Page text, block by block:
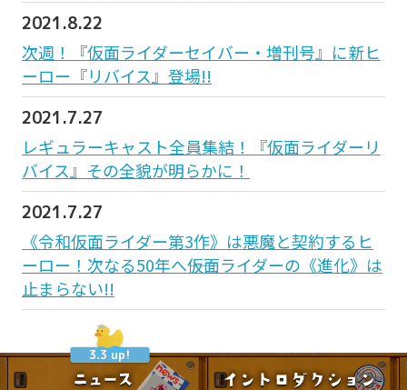
2021.8.22
次週！『仮面ライダーセイバー・増刊号』に新ヒ
ーロー『リバイス』登場!!
2021.7.27
レギュラーキャスト全員集結！『仮面ライダーリ
バイス』その全貌が明らかに！
2021.7.27
《令和仮面ライダー第3作》は悪魔と契約するヒ
ーロー！次なる50年へ――仮面ライダーの《進化》は
止まらない!!
3.3 up!